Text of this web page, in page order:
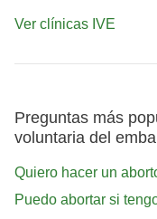
Ver clínicas IVE
Preguntas más
voluntaria del
Quiero hacer un
Puedo abortar si